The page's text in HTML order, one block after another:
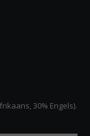
30% Engels).